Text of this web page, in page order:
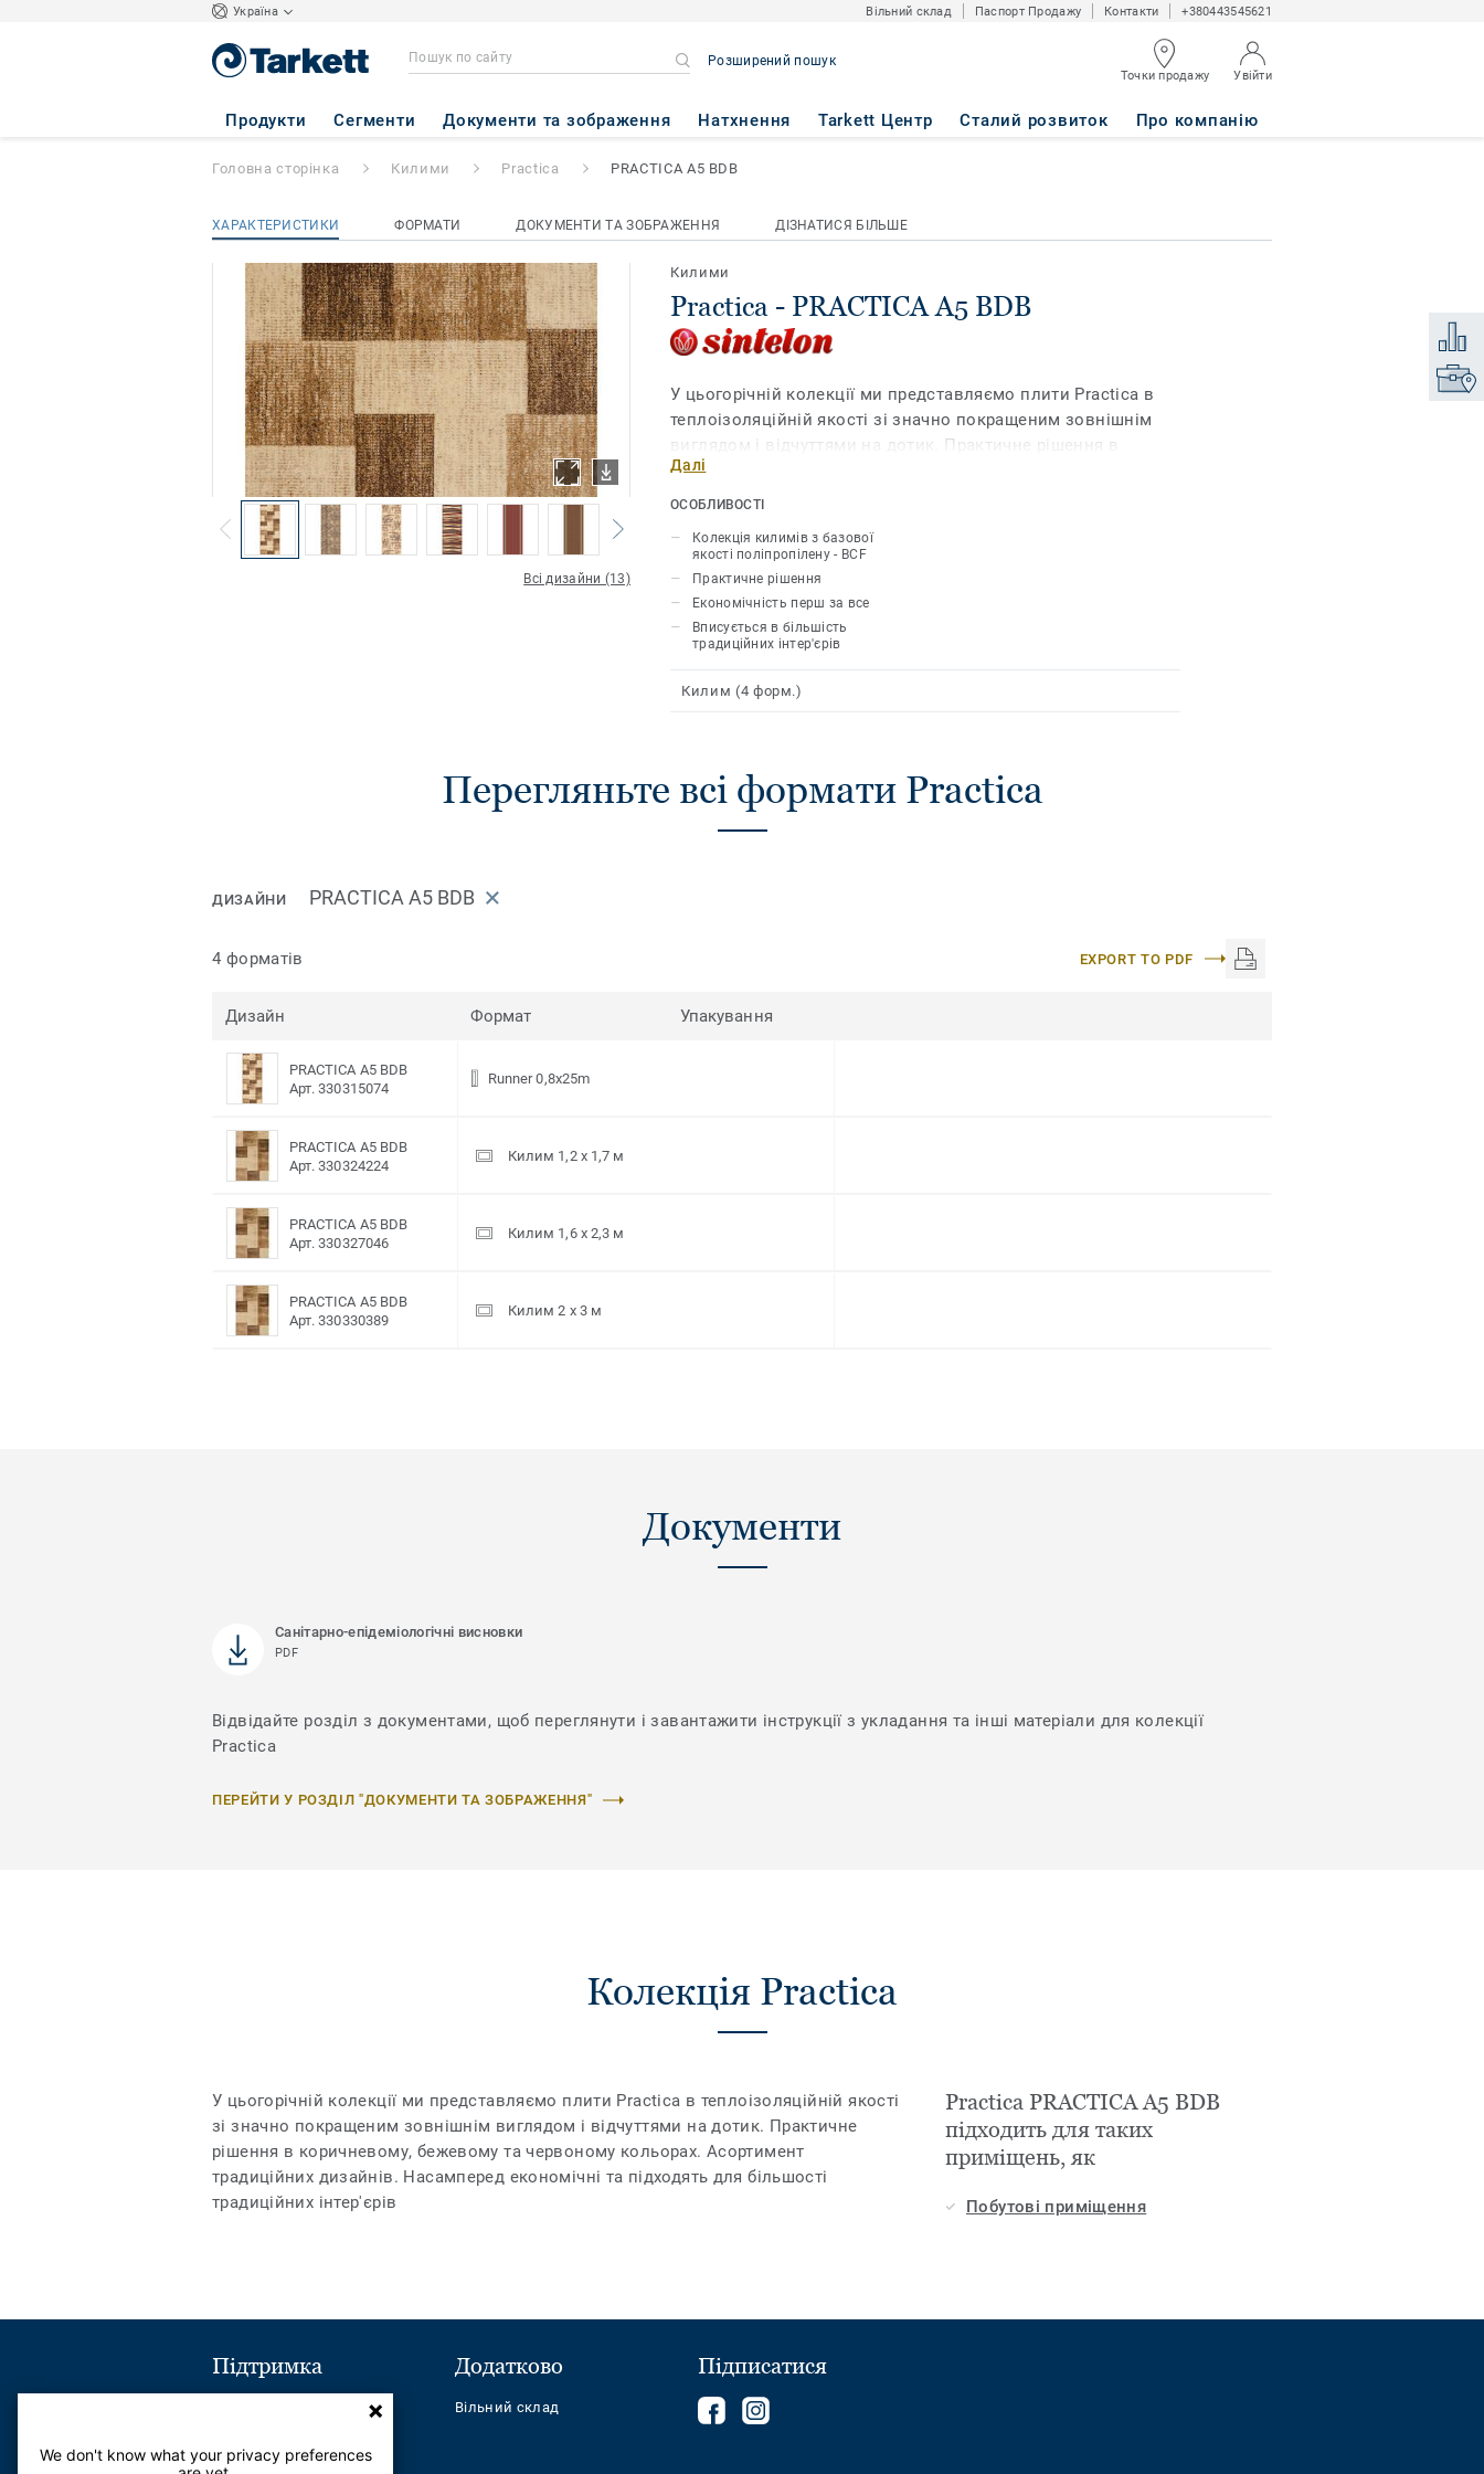
Україна Вільний склад Паспорт Продажу Контакти +380443545621
Розширений пошук
Точки продажу Увійти
Продукти Сегменти Документи та зображення Натхнення Tarkett Центр Сталий розвиток Про компанію
Practica - PRACTICA A5 BDB
Головна сторінка Килими Practica PRACTICA A5 BDB
ХАРАКТЕРИСТИКИ ФОРМАТИ ДОКУМЕНТИ ТА ЗОБРАЖЕННЯ ДІЗНАТИСЯ БІЛЬШЕ
Всі дизайни (13)
Килими
Practica - PRACTICA A5 BDB
У цьогорічній колекції ми представляємо плити Practica в
теплоізоляційній якості зі значно покращеним зовнішнім
виглядом і відчуттями на дотик. Практичне рішення в
коричневому, бежевому та червоному кольорах. Асортимент
традиційних дизайнів. Насамперед економічні та підходять
Далі
ОСОБЛИВОСТІ
Колекція килимів з базової
якості поліпропілену - BCF
Практичне рішення
Економічність перш за все
Вписується в більшість
традиційних інтер'єрів
Килим (4 форм.)
Перегляньте всі формати Practica
ДИЗАЙНИ PRACTICA A5 BDB
4 форматів EXPORT TO PDF
Дизайн Формат Упакування
PRACTICA A5 BDB
Арт. 330315074
Runner 0,8x25m
PRACTICA A5 BDB
Арт. 330324224
Килим 1,2 x 1,7 м
PRACTICA A5 BDB
Арт. 330327046
Килим 1,6 x 2,3 м
PRACTICA A5 BDB
Арт. 330330389
Килим 2 x 3 м
Документи
Санітарно-епідеміологічні висновки
PDF
Відвідайте розділ з документами, щоб переглянути і завантажити інструкції з укладання та інші матеріали для колекції
Practica
ПЕРЕЙТИ У РОЗДІЛ "ДОКУМЕНТИ ТА ЗОБРАЖЕННЯ"
Колекція Practica
У цьогорічній колекції ми представляємо плити Practica в теплоізоляційній якості
зі значно покращеним зовнішнім виглядом і відчуттями на дотик. Практичне
рішення в коричневому, бежевому та червоному кольорах. Асортимент
традиційних дизайнів. Насамперед економічні та підходять для більшості
традиційних інтер'єрів
Practica PRACTICA A5 BDB
підходить для таких
приміщень, як
Побутові приміщення
Підтримка
Надіслати повідомлення
+380443545621
Додатково
Вільний склад
Підписатися
FollowFollow
We don't know what your privacy preferences